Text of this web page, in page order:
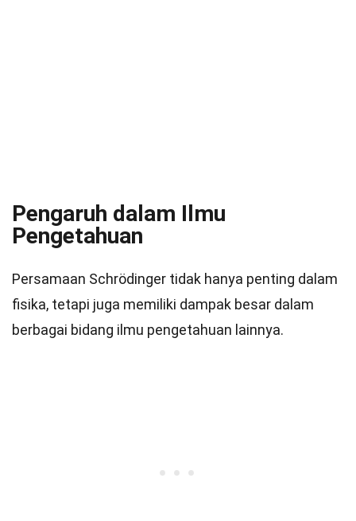
Pengaruh dalam Ilmu
Pengetahuan
Persamaan Schrödinger tidak hanya penting dalam
fisika, tetapi juga memiliki dampak besar dalam
berbagai bidang ilmu pengetahuan lainnya.